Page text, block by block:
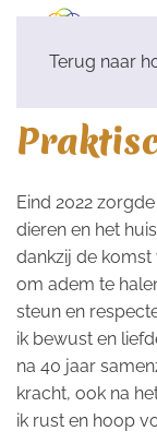
Terug naar
Eind 2022
dieren en het
dankzij de
om adem te
steun en
ik bewust en
na 40 jaar
kracht, ook na
ik rust en hoop